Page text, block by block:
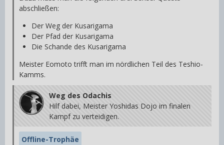
abschließen:
Der Weg der Kusarigama
Der Pfad der Kusarigama
Die Schande des Kusarigama
Meister Eomoto trifft man im nördlichen Teil des Teshio-
Kamms.
Weg des Odachis
Hilf dabei, Meister Yoshidas Dojo im finalen
Kampf zu verteidigen.
Offline-Trophäe